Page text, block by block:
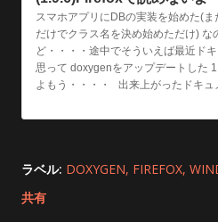
スマホアプリにDBの実装を始めた(ま
だけでクラス名を決め始めただけ) な
ど・・・・途中でそういえば最近ド
思って doxygenをアップデートした
よもう・・・・ 出来上がったドキュ
ラベル: DOXYGEN FIREFOX
共有